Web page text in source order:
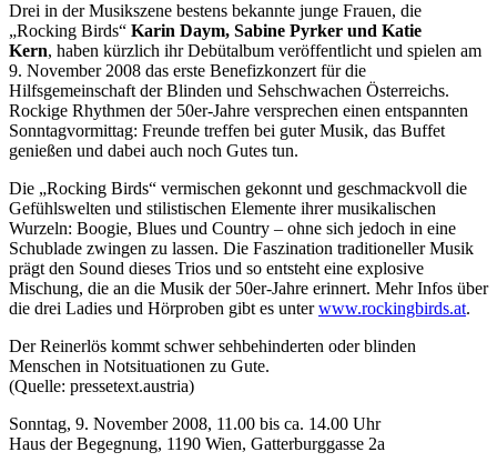
Drei in der Musikszene bestens bekannte junge Frauen, die
„Rocking Birds“ Karin Daym, Sabine Pyrker und Katie
Kern, haben kürzlich ihr Debütalbum veröffentlicht und spielen am
9. November 2008 das erste Benefizkonzert für die
Hilfsgemeinschaft der Blinden und Sehschwachen Österreichs.
Rockige Rhythmen der 50er-Jahre versprechen einen entspannten
Sonntagvormittag: Freunde treffen bei guter Musik, das Buffet
genießen und dabei auch noch Gutes tun.
Die „Rocking Birds“ vermischen gekonnt und geschmackvoll die
Gefühlswelten und stilistischen Elemente ihrer musikalischen
Wurzeln: Boogie, Blues und Country – ohne sich jedoch in eine
Schublade zwingen zu lassen. Die Faszination traditioneller Musik
prägt den Sound dieses Trios und so entsteht eine explosive
Mischung, die an die Musik der 50er-Jahre erinnert. Mehr Infos über
die drei Ladies und Hörproben gibt es unterwww.rockingbirds.at.
Der Reinerlös kommt schwer sehbehinderten oder blinden
Menschen in Notsituationen zu Gute.
(Quelle: pressetext.austria)
Sonntag, 9. November 2008, 11.00 bis ca. 14.00 Uhr
Haus der Begegnung, 1190 Wien, Gatterburggasse 2a